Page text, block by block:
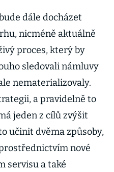
dále docházet
nicméně aktuálně
proces, který by
sledovali námluvy
nematerializovaly.
a pravidelně to
jeden z cílů zvýšit
učinit dvěma způsoby,
nové
servisu a také